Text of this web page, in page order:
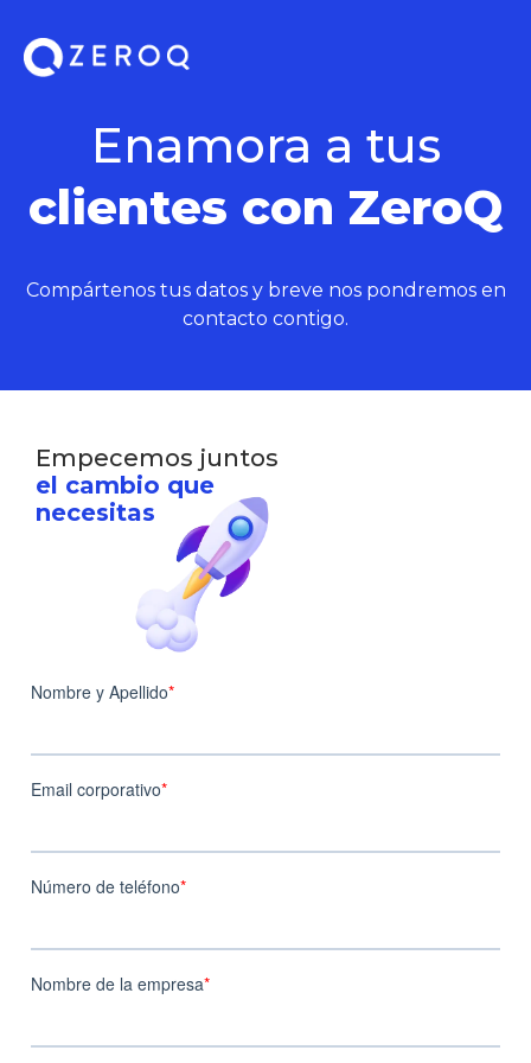
Enamora a tus
clientes con ZeroQ
Compártenos tus datos y breve nos pondremos en
contacto contigo.
Empecemos juntos
el cambio que
necesitas